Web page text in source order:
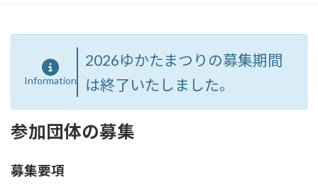
Information
2026ゆかたまつりの募集期間
は終了いたしました。
参加団体の募集
募集要項